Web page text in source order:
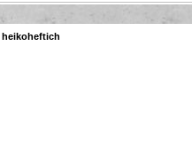
heikoheftich